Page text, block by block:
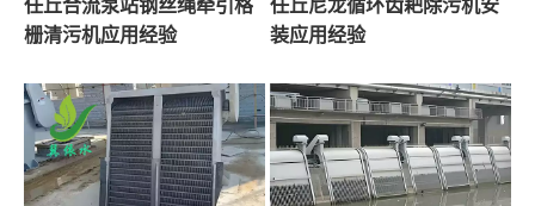
栅清污机应用经验
装应用经验